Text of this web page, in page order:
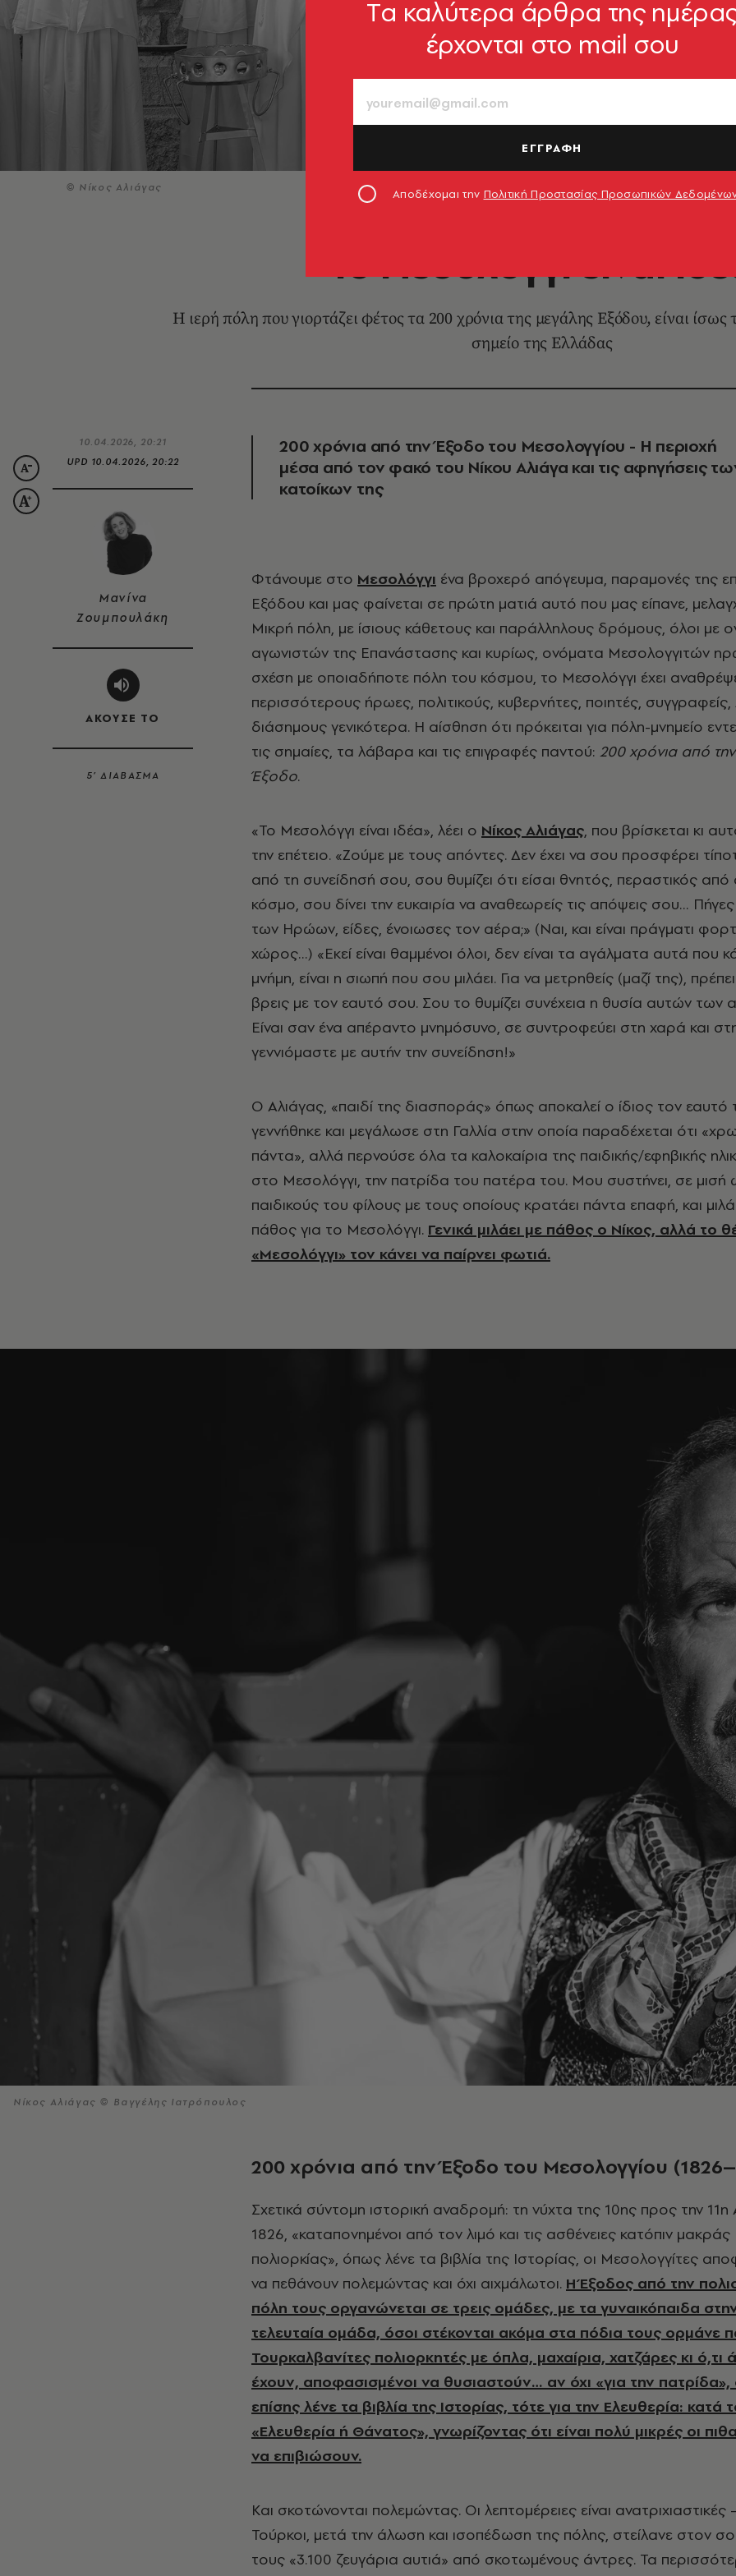
© Νίκος Αλιάγας
Το Μεσολόγγι είναι
Η ιερή πόλη που γιορτάζει φέτος τα 200 χρόνια της μεγάλης Εξόδου, είναι ίσως
σημείο της Ελλάδας
10.04.2026, 20:21
UPD 10.04.2026, 20:22
Μανίνα
Ζουμπουλάκη
ΑΚΟΥΣΕ ΤΟ
5’ ΔΙΑΒΑΣΜΑ
200 χρόνια από την Έξοδο του Μεσολογγίου - Η περιοχή
μέσα από τον φακό του Νίκου Αλιάγα και τις αφηγήσεις
κατοίκων της
Φτάνουμε στο Μεσολόγγι ένα βροχερό απόγευμα, παραμονές της
Εξόδου και μας φαίνεται σε πρώτη ματιά αυτό που μας είπανε,
Μικρή πόλη, με ίσιους κάθετους και παράλληλους δρόμους, όλοι με
αγωνιστών της Επανάστασης και κυρίως, ονόματα Μεσολογγιτών
σχέση με οποιαδήποτε πόλη του κόσμου, το Μεσολόγγι έχει
περισσότερους ήρωες, πολιτικούς, κυβερνήτες, ποιητές, συγγραφείς,
διάσημους γενικότερα. Η αίσθηση ότι πρόκειται για πόλη-μνημείο
τις σημαίες, τα λάβαρα και τις επιγραφές παντού: 200 χρόνια από
Έξοδο.
«Το Μεσολόγγι είναι ιδέα», λέει ο Νίκος Αλιάγας, που βρίσκεται κι
την επέτειο. «Ζούμε με τους απόντες. Δεν έχει να σου προσφέρει
από τη συνείδησή σου, σου θυμίζει ότι είσαι θνητός, περαστικός
κόσμο, σου δίνει την ευκαιρία να αναθεωρείς τις απόψεις σου…
των Ηρώων, είδες, ένοιωσες τον αέρα;» (Ναι, και είναι πράγματι
χώρος…) «Εκεί είναι θαμμένοι όλοι, δεν είναι τα αγάλματα αυτά που
μνήμη, είναι η σιωπή που σου μιλάει. Για να μετρηθείς (μαζί της),
βρεις με τον εαυτό σου. Σου το θυμίζει συνέχεια η θυσία αυτών των
Είναι σαν ένα απέραντο μνημόσυνο, σε συντροφεύει στη χαρά και
γεννιόμαστε με αυτήν την συνείδηση!»
Ο Αλιάγας, «παιδί της διασποράς» όπως αποκαλεί ο ίδιος τον εαυτό
γεννήθηκε και μεγάλωσε στη Γαλλία στην οποία παραδέχεται ότι
πάντα», αλλά περνούσε όλα τα καλοκαίρια της παιδικής/εφηβικής
στο Μεσολόγγι, την πατρίδα του πατέρα του. Μου συστήνει, σε μισή
παιδικούς του φίλους με τους οποίους κρατάει πάντα επαφή, και
πάθος για το Μεσολόγγι. Γενικά μιλάει με πάθος ο Νίκος, αλλά το
«Μεσολόγγι» τον κάνει να παίρνει φωτιά.
Νίκος Αλιάγας © Βαγγέλης Ιατρόπουλος
200 χρόνια από την Έξοδο του Μεσολογγίου
Σχετικά σύντομη ιστορική αναδρομή: τη νύχτα της 10ης προς την 11η Απριλίου
1826, «καταπονημένοι από τον λιμό και τις ασθένειες κατόπιν μακράς
πολιορκίας», όπως λένε τα βιβλία της Ιστορίας, οι Μεσολογγίτες
να πεθάνουν πολεμώντας και όχι αιχμάλωτοι. Η Έξοδος από την
πόλη τους οργανώνεται σε τρεις ομάδες, με τα γυναικόπαιδα
τελευταία ομάδα, όσοι στέκονται ακόμα στα πόδια τους ορμάνε
Τουρκαλβανίτες πολιορκητές με όπλα, μαχαίρια, χατζάρες κι ό,τι
έχουν, αποφασισμένοι να θυσιαστούν… αν όχι «για την
επίσης λένε τα βιβλία της Ιστορίας, τότε για την Ελευθερία: κατά
«Ελευθερία ή Θάνατος», γνωρίζοντας ότι είναι πολύ μικρές οι
να επιβιώσουν.
Και σκοτώνονται πολεμώντας. Οι λεπτομέρειες είναι ανατριχιαστικές
Τούρκοι, μετά την άλωση και ισοπέδωση της πόλης, στείλανε στον
τους «3.100 ζευγάρια αυτιά» από σκοτωμένους άντρες. Τα
Tα καλύτερα άρθρα της
έρχονται στο mail σου
ΕΓΓΡΑΦΗ
Αποδέχομαι την Πολιτική Προστασίας Προσωπικών